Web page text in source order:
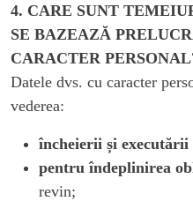
4. CARE SUNT
SE BAZEAZĂ
CARACTER
Datele dvs. cu caracter
vederea:
încheierii și
pentru îndeplinirea
revin;